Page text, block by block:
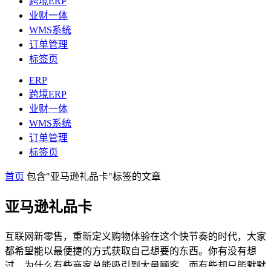
业财一体
WMS系统
订单管理
标签页
ERP
跨境ERP
业财一体
WMS系统
订单管理
标签页
首页 包含"亚马逊礼品卡"标签的文章
亚马逊礼品卡
互联网新零售，重新定义购物体验在这个快节奏的时代，大家
都希望能以最便捷的方式获取自己想要的东西。你有没有想